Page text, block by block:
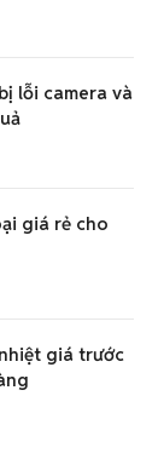
lỗi camera và
giá rẻ cho
giá trước